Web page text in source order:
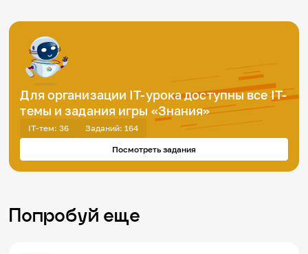
Для организации IT-урока доступны все IT-
темы и задания игры «Знания»
IT-тем: 36 Заданий: 164
Посмотреть задания
Попробуй еще